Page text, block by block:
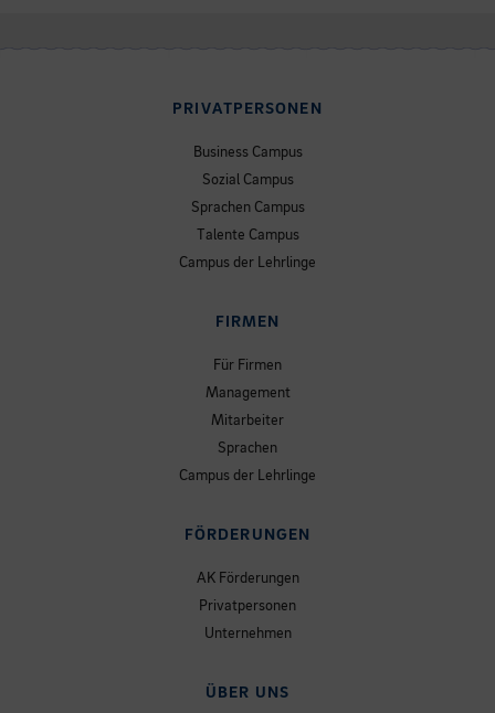
PRIVATPERSONEN
Business Campus
Sozial Campus
Sprachen Campus
Talente Campus
Campus der Lehrlinge
FIRMEN
Für Firmen
Management
Mitarbeiter
Sprachen
Campus der Lehrlinge
FÖRDERUNGEN
AK Förderungen
Privatpersonen
Unternehmen
ÜBER UNS